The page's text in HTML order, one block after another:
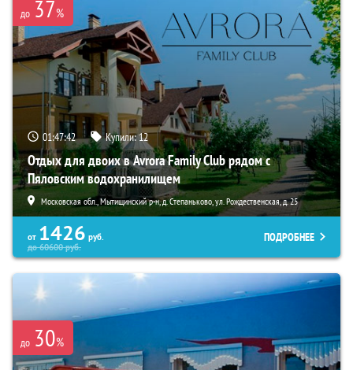
до 37%
01:47:41 Купили:12
Отдых для двоих в Avrora Family Club рядом с
Пяловским водохранилищем
Московская обл., Мытищинский р-н, д. Степаньково, ул. Рождественская, д. 25
от 1426 руб.
до60600руб.
ПОДРОБНЕЕ
до 30%